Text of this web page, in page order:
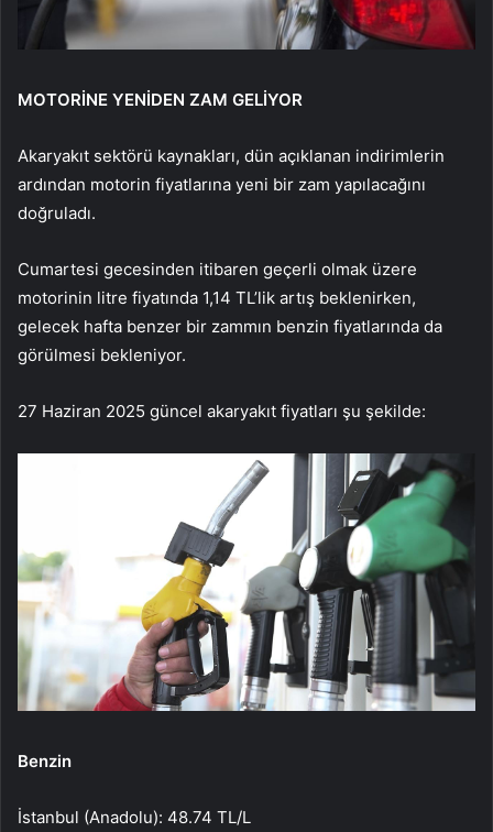
MOTORİNE YENİDEN ZAM GELİYOR
Akaryakıt sektörü kaynakları, dün açıklanan indirimlerin
ardından motorin fiyatlarına yeni bir zam yapılacağını
doğruladı.
Cumartesi gecesinden itibaren geçerli olmak üzere
motorinin litre fiyatında 1,14 TL’lik artış beklenirken,
gelecek hafta benzer bir zammın benzin fiyatlarında da
görülmesi bekleniyor.
27 Haziran 2025 güncel akaryakıt fiyatları şu şekilde:
Benzin
İstanbul (Anadolu): 48.74 TL/L